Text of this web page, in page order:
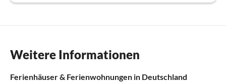
Weitere Informationen
Ferienhäuser & Ferienwohnungen in Deutschland